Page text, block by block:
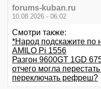
forums-kuban.ru
10.08.2026 - 06:02
Смотри также:
*Народ подскажите по
AMILO Pi 1556
Разгон 9600GT 1GD
отчего могла
переключать рефреш?